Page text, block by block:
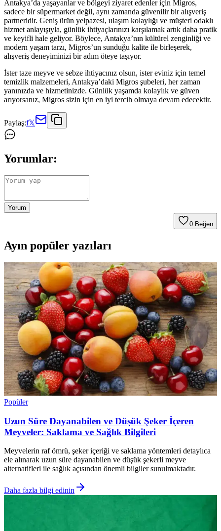
Antakya’da yaşayanlar ve bölgeyi ziyaret edenler için Migros,
sadece bir süpermarket değil, aynı zamanda güvenilir bir alışveriş
partneridir. Geniş ürün yelpazesi, ulaşım kolaylığı ve müşteri odaklı
hizmet anlayışıyla, günlük ihtiyaçlarınızı karşılamak artık daha pratik
ve keyifli hale geliyor. Böylece, Antakya’nın kültürel zenginliği ve
modern yaşam tarzı, Migros’un sunduğu kalite ile birleşerek,
alışveriş deneyiminizi bir adım öteye taşıyor.
İster taze meyve ve sebze ihtiyacınız olsun, ister eviniz için temel
temizlik malzemeleri, Antakya’daki Migros şubeleri, her zaman
yanınızda ve hizmetinizde. Günlük yaşamda kolaylık ve güven
arıyorsanız, Migros sizin için en iyi tercih olmaya devam edecektir.
Paylaş:f𝕏
Yorumlar:
Yorum
0 Beğen
Ayın popüler yazıları
Popüler
Uzun Süre Dayanabilen ve Düşük Şeker İçeren
Meyveler: Saklama ve Sağlık Bilgileri
Meyvelerin raf ömrü, şeker içeriği ve saklama yöntemleri detaylıca
ele alınarak uzun süre dayanabilen ve düşük şekerli meyve
alternatifleri ile sağlık açısından önemli bilgiler sunulmaktadır.
Daha fazla bilgi edinin